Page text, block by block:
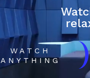
WATCH
ANYTHING
)